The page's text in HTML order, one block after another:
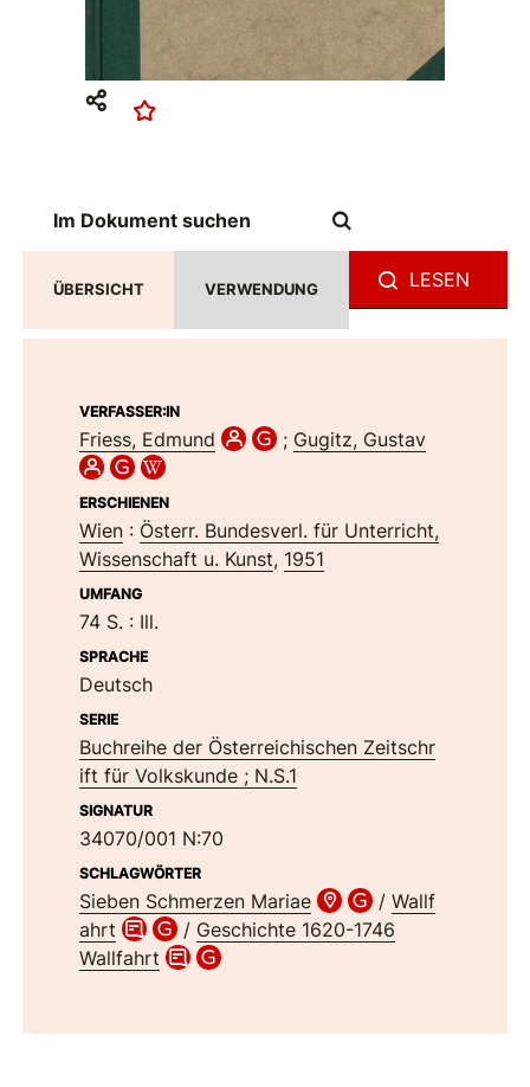
ÜBERSICHT VERWENDUNG LESEN
VERFASSER:IN
Friess, Edmund ; Gugitz, Gustav
ERSCHIENEN
Wien : Österr. Bundesverl. für Unterricht,
Wissenschaft u. Kunst, 1951
UMFANG
74 S. : Ill.
SPRACHE
Deutsch
SERIE
Buchreihe der Österreichischen Zeitschr
ift für Volkskunde ; N.S.1
SIGNATUR
34070/001 N:70
SCHLAGWÖRTER
Sieben Schmerzen Mariae / Wallf
ahrt
/ Geschichte 1620-1746
Wallfahrt